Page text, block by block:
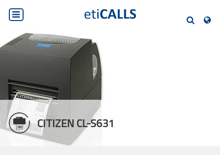
PL
CITIZEN CL-S631